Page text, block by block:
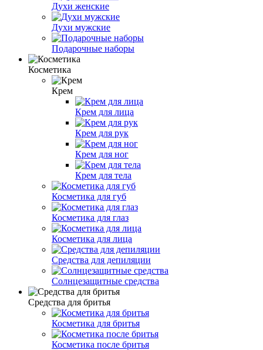
Духи женские
Духи мужские
Подарочные наборы
Косметика
Крем
Крем для лица
Крем для рук
Крем для ног
Крем для тела
Косметика для губ
Косметика для глаз
Косметика для лица
Средства для депиляции
Солнцезащитные средства
Средства для бритья
Косметика для бритья
Косметика после бритья